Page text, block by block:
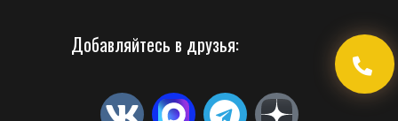
Добавляйтесь в друзья: